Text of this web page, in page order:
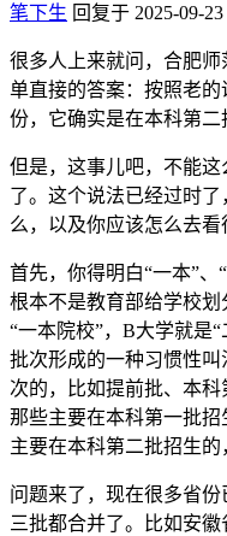
笔下生 回复于 2025-09-
很多人上来就问，合肥
单直接的答案：按照老
份，它确实是在本科第二
但是，这事儿吧，不能这
了。这个说法已经过时
么，以及你应该怎么去看
首先，你得明白“一本”
根本不是教育部给学校
“一本院校”，B大学就是
批次形成的一种习惯性
次的，比如提前批、本科
那些主要在本科第一批招
主要在本科第二批招生的
问题来了，现在很多省
三批都合并了。比如安徽